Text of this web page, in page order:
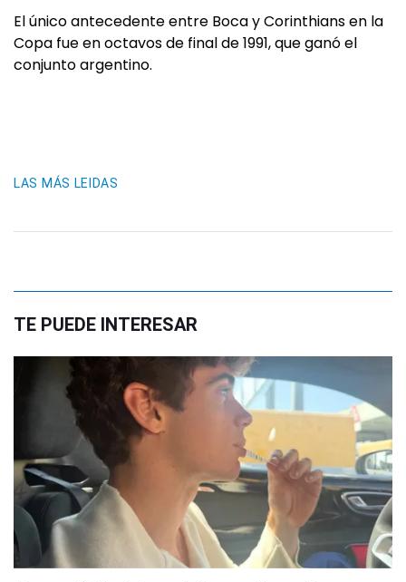
El único antecedente entre Boca y Corinthians en la
Copa fue en octavos de final de 1991, que ganó el
conjunto argentino.
LAS MÁS LEIDAS
TE PUEDE INTERESAR